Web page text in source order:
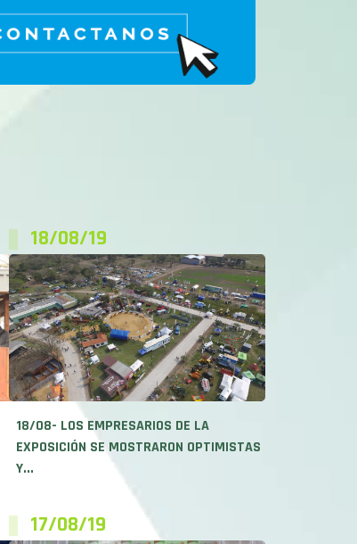
18/08/19
18/08- LOS EMPRESARIOS DE LA
EXPOSICIÓN SE MOSTRARON OPTIMISTAS
Y...
17/08/19